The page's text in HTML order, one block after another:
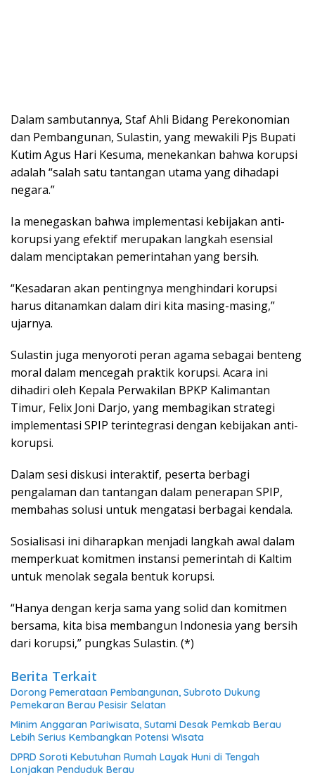
Dalam sambutannya, Staf Ahli Bidang Perekonomian
dan Pembangunan, Sulastin, yang mewakili Pjs Bupati
Kutim Agus Hari Kesuma, menekankan bahwa korupsi
adalah “salah satu tantangan utama yang dihadapi
negara.”
Ia menegaskan bahwa implementasi kebijakan anti-
korupsi yang efektif merupakan langkah esensial
dalam menciptakan pemerintahan yang bersih.
“Kesadaran akan pentingnya menghindari korupsi
harus ditanamkan dalam diri kita masing-masing,”
ujarnya.
Sulastin juga menyoroti peran agama sebagai benteng
moral dalam mencegah praktik korupsi. Acara ini
dihadiri oleh Kepala Perwakilan BPKP Kalimantan
Timur, Felix Joni Darjo, yang membagikan strategi
implementasi SPIP terintegrasi dengan kebijakan anti-
korupsi.
Dalam sesi diskusi interaktif, peserta berbagi
pengalaman dan tantangan dalam penerapan SPIP,
membahas solusi untuk mengatasi berbagai kendala.
Sosialisasi ini diharapkan menjadi langkah awal dalam
memperkuat komitmen instansi pemerintah di Kaltim
untuk menolak segala bentuk korupsi.
“Hanya dengan kerja sama yang solid dan komitmen
bersama, kita bisa membangun Indonesia yang bersih
dari korupsi,” pungkas Sulastin. (*)
Berita Terkait
Dorong Pemerataan Pembangunan, Subroto Dukung
Pemekaran Berau Pesisir Selatan
Minim Anggaran Pariwisata, Sutami Desak Pemkab Berau
Lebih Serius Kembangkan Potensi Wisata
DPRD Soroti Kebutuhan Rumah Layak Huni di Tengah
Lonjakan Penduduk Berau